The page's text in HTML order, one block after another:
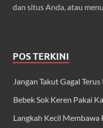
dan situs Anda, atau
POS TERKINI
Jangan Takut Gagal
Bebek Sok Keren Pakai
Langkah Kecil Membawa